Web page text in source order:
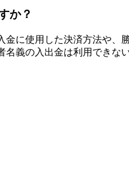
か？
に使用した決済方法や
義の入出金は利用できな